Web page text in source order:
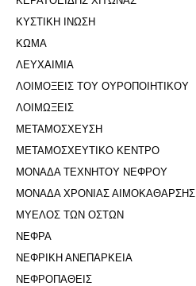
ΚΥΣΤΙΚΗ ΙΝΩΣΗ
ΚΩΜΑ
ΛΕΥΧΑΙΜΙΑ
ΛΟΙΜΟΞΕΙΣ ΤΟΥ ΟΥΡΟΠΟΙΗΤΙΚΟΥ
ΛΟΙΜΩΞΕΙΣ
ΜΕΤΑΜΟΣΧΕΥΣΗ
ΜΕΤΑΜΟΣΧΕΥΤΙΚΟ ΚΕΝΤΡΟ
ΜΟΝΑΔΑ ΤΕΧΝΗΤΟΥ ΝΕΦΡΟΥ
ΜΟΝΑΔΑ ΧΡΟΝΙΑΣ ΑΙΜΟΚΑΘΑΡΣΗΣ
ΜΥΕΛΟΣ ΤΩΝ ΟΣΤΩΝ
ΝΕΦΡΑ
ΝΕΦΡΙΚΗ ΑΝΕΠΑΡΚΕΙΑ
ΝΕΦΡΟΠΑΘΕΙΣ